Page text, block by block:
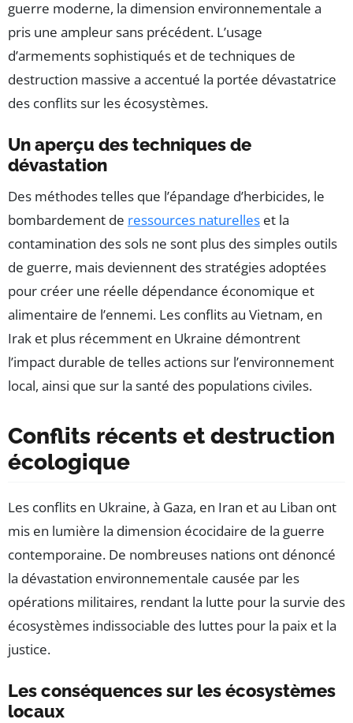
guerre moderne, la dimension environnementale a
pris une ampleur sans précédent. L’usage
d’armements sophistiqués et de techniques de
destruction massive a accentué la portée dévastatrice
des conflits sur les écosystèmes.
Un aperçu des techniques de
dévastation
Des méthodes telles que l’épandage d’herbicides, le
bombardement de ressources naturelles et la
contamination des sols ne sont plus des simples outils
de guerre, mais deviennent des stratégies adoptées
pour créer une réelle dépendance économique et
alimentaire de l’ennemi. Les conflits au Vietnam, en
Irak et plus récemment en Ukraine démontrent
l’impact durable de telles actions sur l’environnement
local, ainsi que sur la santé des populations civiles.
Conflits récents et destruction
écologique
Les conflits en Ukraine, à Gaza, en Iran et au Liban ont
mis en lumière la dimension écocidaire de la guerre
contemporaine. De nombreuses nations ont dénoncé
la dévastation environnementale causée par les
opérations militaires, rendant la lutte pour la survie des
écosystèmes indissociable des luttes pour la paix et la
justice.
Les conséquences sur les écosystèmes
locaux